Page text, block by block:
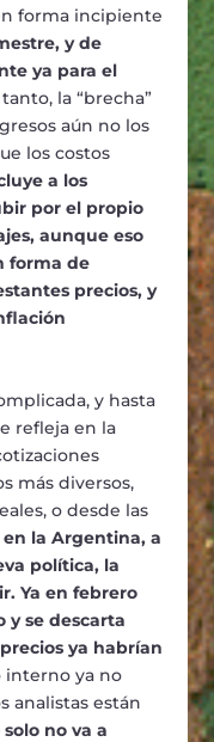
forma incipiente
y de
ya para el
la “brecha”
aún no los
los costos
a los
por el propio
aunque eso
forma de
precios, y
y hasta
refleja en la
más diversos,
o desde las
en la Argentina, a
política, la
Ya en febrero
y se descarta
ya habrían
ya no
analistas están
no va a